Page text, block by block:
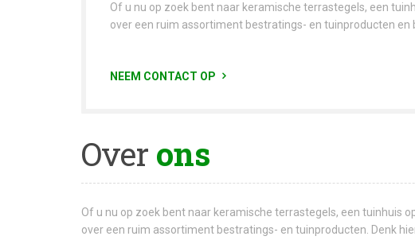
Of u nu op zoek bent naar keramische terrastegels, een
over een ruim assortiment bestratings- en tuinproducten
NEEM CONTACT OP
Overons
Of u nu op zoek bent naar keramische terrastegels, een tuinhuis
over een ruim assortiment bestratings- en tuinproducten. Denk